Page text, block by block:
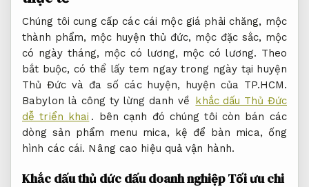
Chúng tôi cung cấp các cái mộc giá phải chăng, mộc
thành phẩm, mộc huyện thủ đức, mộc đặc sắc, mộc
có ngày tháng, mộc có lương, mộc có lương. Theo
bắt buộc, có thể lấy tem ngay trong ngày tại huyện
Thủ Đức và đa số các huyện, huyện của TP.HCM.
Babylon là công ty lừng danh về khắc dấu Thủ Đức
dễ triển khai . bên cạnh đó chúng tôi còn bán các
dòng sản phẩm menu mica, kệ để bàn mica, ống
hình các cái. Nâng cao hiệu quả vận hành.
Khắc dấu thủ dức dấu doanh nghiệpTối ưu chi